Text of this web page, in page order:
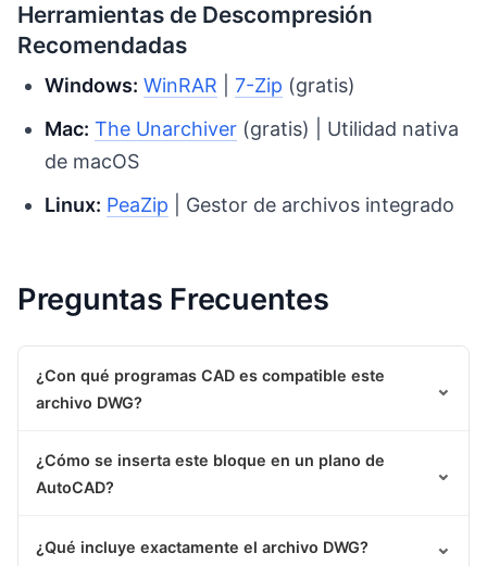
Herramientas de Descompresión
Recomendadas
Windows: WinRAR |7-Zip (gratis)
Mac: The Unarchiver (gratis) | Utilidad nativa
de macOS
Linux: PeaZip | Gestor de archivos integrado
Preguntas Frecuentes
¿Con qué programas CAD es compatible este
archivo DWG?
⌄
¿Cómo se inserta este bloque en un plano de
AutoCAD?
⌄
¿Qué incluye exactamente el archivo DWG? ⌄